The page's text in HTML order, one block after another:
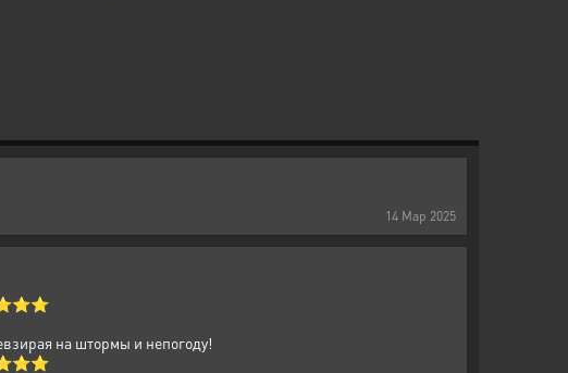
14 Мар 2025
на штормы и непогоду!